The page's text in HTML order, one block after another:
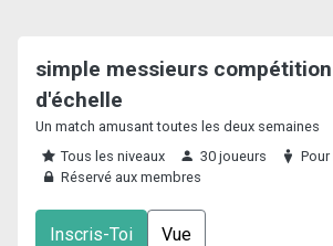
simple messieurs compétition
d'échelle
Un match amusant toutes les deux semaines
Tous les niveaux
30 joueurs
Réservé aux membres
Inscris-Toi Vue